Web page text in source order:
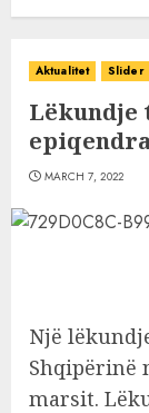
Aktualitet Slider
Lëkundje
MARCH 7, 2022
Një
Shqipërinë
marsit.